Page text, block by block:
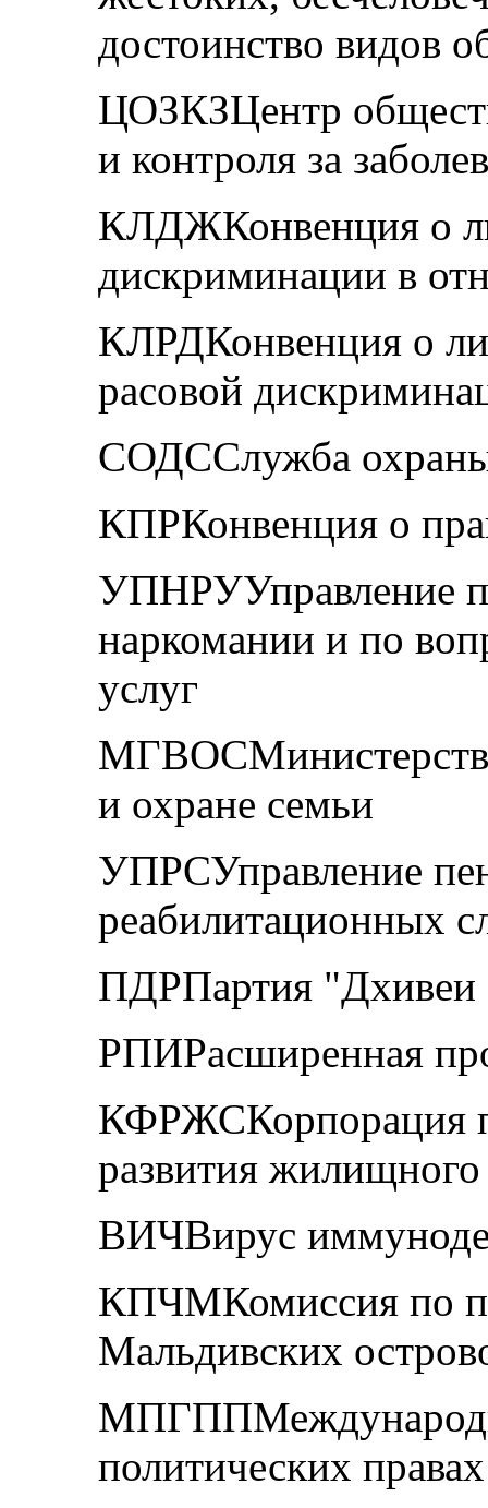
достоинство видов
ЦОЗКЗЦентр
и контроля за
КЛДЖКонвенция о
дискриминации в
КЛРДКонвенция о
расовой
СОДССлужба охраны
КПРКонвенция о
УПНРУУправление
наркомании и по
услуг
и охране семьи
УПРСУправление
реабилитационных
ПДРПартия "Дхивеи
РПИРасширенная
КФРЖСКорпорация
развития жилищного
ВИЧВирус
КПЧМКомиссия по
Мальдивских
политических правах